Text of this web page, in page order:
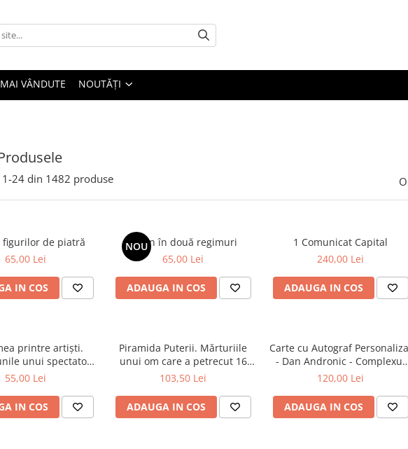
VÂNDUTE NOUTĂȚI
1-24 din 1482 produse
figurilor de piatră
65,00 Lei
IN COS
NOU
Spion în două regimuri
65,00 Lei
ADAUGA IN COS
1 Comunicat Capital
240,00 Lei
ADAUGA IN COS
printre artiști.
unui spectator
fidel
55,00 Lei
IN COS
Piramida Puterii. Mărturiile
unui om care a petrecut 16
ani în culisele Palatului
103,50 Lei
ADAUGA IN COS
Carte cu Autograf
- Dan Andronic - Complexul
Înaltei Porți - Ediție limitată
120,00 Lei
ADAUGA IN COS